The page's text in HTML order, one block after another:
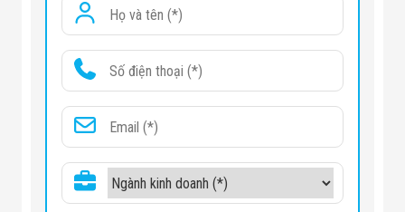
Thiết Bị Ngành
Thủy Sản
Giày Da, Túi
Xách
Khai
Dự Án Ngành
Thủy Sản
Dự Án Ngành